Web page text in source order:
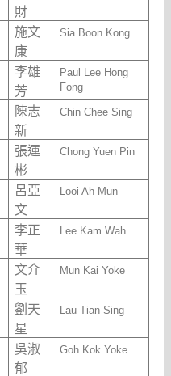
財
施文
康
Sia Boon Kong
李雄
芳
Paul Lee Hong
Fong
陳志
新
Chin Chee Sing
張運
彬
Chong Yuen Pin
呂亞
文
Looi Ah Mun
李正
華
Lee Kam Wah
文介
玉
Mun Kai Yoke
劉天
星
Lau Tian Sing
吳淑
郁
Goh Kok Yoke